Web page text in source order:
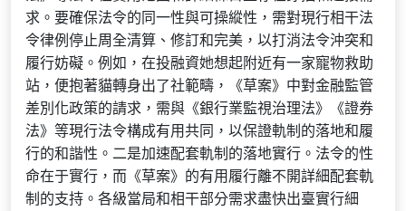
求。要確保法令的同一性與可操縱性，需對現行相干法
令律例停止周全清算、修訂和完美，以打消法令沖突和
履行妨礙。例如，在投融資她想起附近有一家寵物救助
站，便抱著貓轉身出了社範疇，《草案》中對金融監管
差別化政策的請求，需與《銀行業監視治理法》《證券
法》等現行法令構成有用共同，以保證軌制的落地和履
行的和諧性。二是加速配套軌制的落地實行。法令的性
命在于實行，而《草案》的有用履行離不開詳細配套軌
制的支持。各級當局和相干部分需求盡快出臺實行細